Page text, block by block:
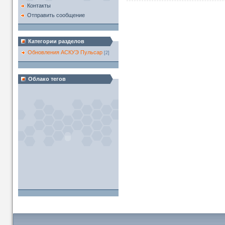
Контакты
Отправить сообщение
Категории разделов
Обновления АСКУЭ Пульсар [2]
Облако тегов